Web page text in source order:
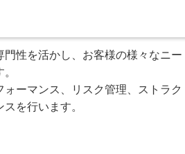
性を活かし、お客様の様々なニー
ーマンス、リスク管理、ストラク
を行います。